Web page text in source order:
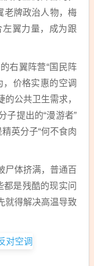
老牌政治人物，梅
翼力量，成为跟
右翼阵营“国民阵
，价格实惠的空调
公共卫生需求，
子提出的“漫游者”
英分子“何不食肉
尸体挤满，普通百
都是残酷的现实问
就得解决高温导致